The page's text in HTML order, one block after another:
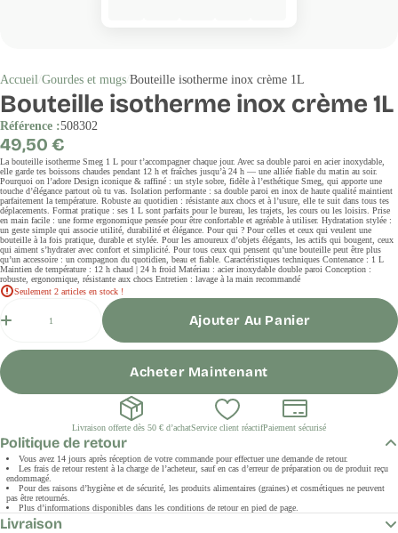
Accueil Gourdes et mugs Bouteille isotherme inox crème 1L
Bouteille isotherme inox crème 1L
Référence :508302
Prix
régulier
49,50 €
La bouteille isotherme Smeg 1 L pour t’accompagner chaque jour. Avec sa double paroi en acier inoxydable,
elle garde tes boissons chaudes pendant 12 h et fraîches jusqu’à 24 h — une alliée fiable du matin au soir.
Pourquoi on l’adore Design iconique & raffiné : un style sobre, fidèle à l’esthétique Smeg, qui apporte une
touche d’élégance partout où tu vas. Isolation performante : sa double paroi en inox de haute qualité maintient
parfaitement la température. Robuste au quotidien : résistante aux chocs et à l’usure, elle te suit dans tous tes
déplacements. Format pratique : ses 1 L sont parfaits pour le bureau, les trajets, les cours ou les loisirs. Prise
en main facile : une forme ergonomique pensée pour être confortable et agréable à utiliser. Hydratation stylée :
un geste simple qui associe utilité, durabilité et élégance. Pour qui ? Pour celles et ceux qui veulent une
bouteille à la fois pratique, durable et stylée. Pour les amoureux d’objets élégants, les actifs qui bougent, ceux
qui aiment s’hydrater avec confort et simplicité. Pour tous ceux qui pensent qu’une bouteille peut être plus
qu’un accessoire : un compagnon du quotidien, beau et fiable. Caractéristiques techniques Contenance : 1 L
Maintien de température : 12 h chaud | 24 h froid Matériau : acier inoxydable double paroi Conception :
robuste, ergonomique, résistante aux chocs Entretien : lavage à la main recommandé
Seulement 2 articles en stock !
Ajouter Au Panier
Acheter Maintenant
Livraison offerte dès 50 € d’achatService client réactifPaiement sécurisé
Politique de retour
Vous avez 14 jours après réception de votre commande pour effectuer une demande de retour.
Les frais de retour restent à la charge de l’acheteur, sauf en cas d’erreur de préparation ou de produit reçu
endommagé.
Pour des raisons d’hygiène et de sécurité, les produits alimentaires (graines) et cosmétiques ne peuvent
pas être retournés.
Plus d’informations disponibles dans les conditions de retour en pied de page.
Livraison